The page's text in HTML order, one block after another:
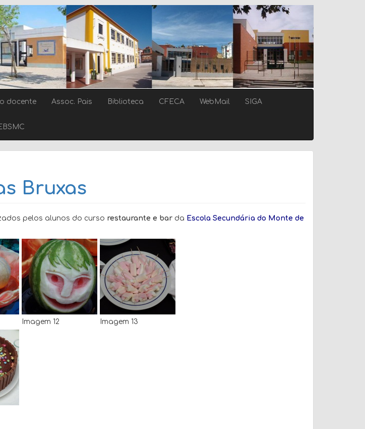
docente Assoc. Pais Biblioteca CFECA WebMail SIGA
Bruxas
pelos alunos do curso restaurante e bar da Escola Secundária do Monte de
Imagem 12 Imagem 13